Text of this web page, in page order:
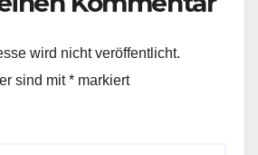
wird nicht veröffentlicht.
sind mit* markiert